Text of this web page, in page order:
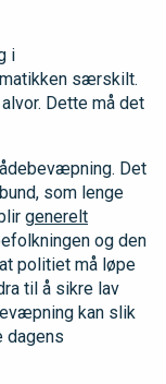
i
særskilt.
Dette må det
Det
som lenge
generelt
og den
politiet må løpe
til å sikre lav
kan slik
dagens